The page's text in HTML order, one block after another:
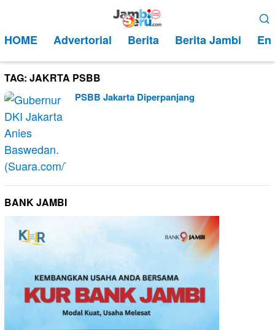
kontenMobile
HOME Advertorial Berita Berita Jambi
TAG: JAKRTA PSBB
PSBB Jakarta Diperpanjang
BANK JAMBI